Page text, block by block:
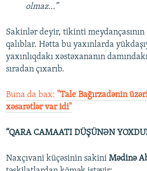
olmaz…”
Sakinlər deyir, tikinti meydançasının
qalıblar. Hətta bu yaxınlarda
yaxınlıqdakı xəstəxananın
sıradan çıxarıb.
Buna da bax: "Tale Bağırzadənin
xəsarətlər var idi"
“QARA CAMAATI DÜŞÜNƏN
Naxçıvani küçəsinin sakini Mədinə